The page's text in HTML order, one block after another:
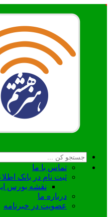
تماس با ما
ثبت نام در بانک
نقشه بورس
درباره ما
عضويت در خبرنامه